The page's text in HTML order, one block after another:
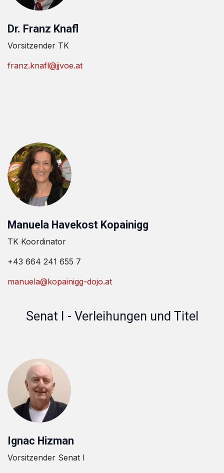
Dr. Franz Knafl
Vorsitzender TK
franz.knafl@jjvoe.at
Manuela Havekost Kopainigg
TK Koordinator
+43 664 241 655 7
manuela@kopainigg-dojo.at
Senat I - Verleihungen und Titel
Ignac Hizman
Vorsitzender Senat I